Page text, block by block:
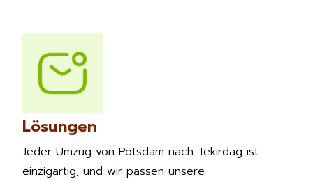
Lösungen
Jeder Umzug von Potsdam nach Tekirdag ist
einzigartig, und wir passen unsere